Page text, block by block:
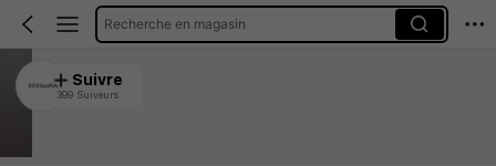
Recherche en magasin
23123aasffsfa
4.89
Suivre
399 Suiveurs